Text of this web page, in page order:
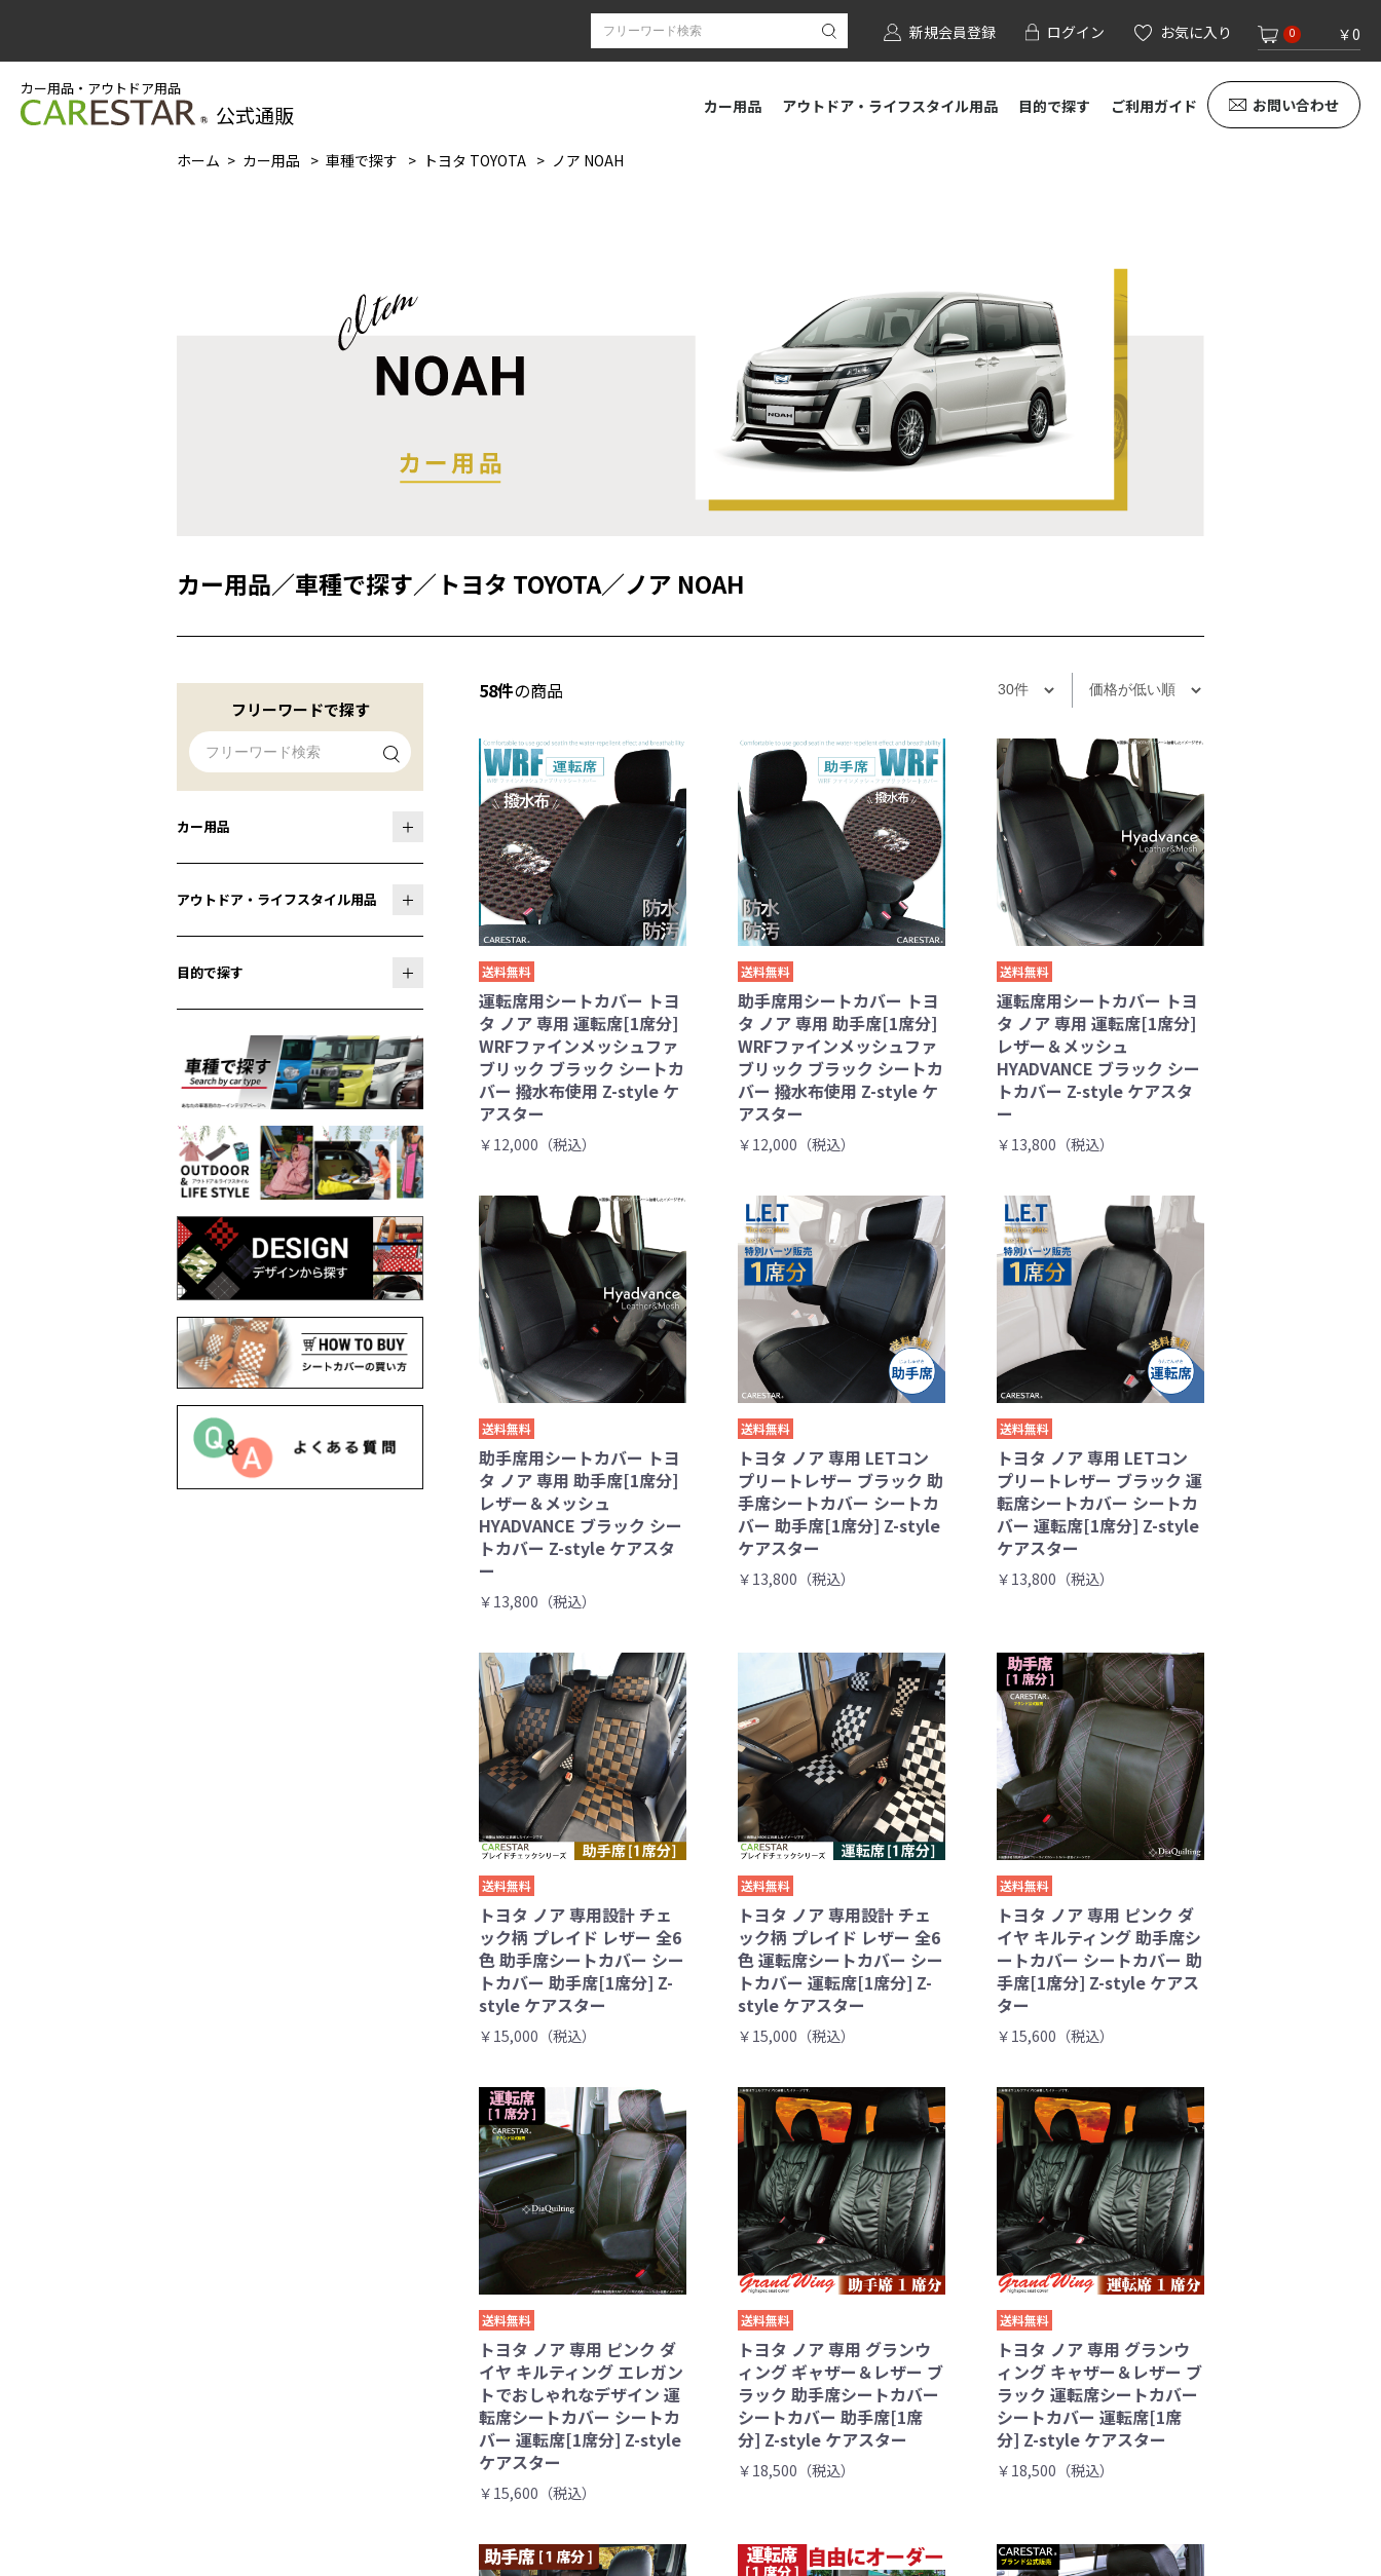
新規会員登録 ログイン お気に入り 0 ￥0
カー用品・アウトドア用品
公式通販 カー用品 アウトドア・ライフスタイル用品 目的で探す ご利用ガイド お問い合わせ
ホーム カー用品 車種で探す トヨタ TOYOTA ノア NOAH
カー用品／車種で探す／ トヨタ TOYOTA／ノア NOAH
フリーワードで探す
カー用品
アウトドア・ライフスタイル用品
目的で探す
58件の商品
送料無料
運転席用シートカバー トヨ
タ ノア 専用 運転席[1席分]
WRFファインメッシュファ
ブリック ブラック シートカ
バー 撥水布使用 Z-style ケ
アスター
￥12,000（税込）
送料無料
助手席用シートカバー トヨ
タ ノア 専用 助手席[1席分]
WRFファインメッシュファ
ブリック ブラック シートカ
バー 撥水布使用 Z-style ケ
アスター
￥12,000（税込）
送料無料
運転席用シートカバー トヨ
タ ノア 専用 運転席[1席分]
レザー＆メッシュ
HYADVANCE ブラック シー
トカバー Z-style ケアスタ
ー
￥13,800（税込）
送料無料
助手席用シートカバー トヨ
タ ノア 専用 助手席[1席分]
レザー＆メッシュ
HYADVANCE ブラック シー
トカバー Z-style ケアスタ
ー
￥13,800（税込）
送料無料
トヨタ ノア 専用 LETコン
プリートレザー ブラック 助
手席シートカバー シートカ
バー 助手席[1席分] Z-style
ケアスター
￥13,800（税込）
送料無料
トヨタ ノア 専用 LETコン
プリートレザー ブラック 運
転席シートカバー シートカ
バー 運転席[1席分] Z-style
ケアスター
￥13,800（税込）
送料無料
トヨタ ノア 専用設計 チェ
ック柄 プレイド レザー 全6
色 助手席シートカバー シー
トカバー 助手席[1席分] Z-
style ケアスター
￥15,000（税込）
送料無料
トヨタ ノア 専用設計 チェ
ック柄 プレイド レザー 全6
色 運転席シートカバー シー
トカバー 運転席[1席分] Z-
style ケアスター
￥15,000（税込）
送料無料
トヨタ ノア 専用 ピンク ダ
イヤ キルティング 助手席シ
ートカバー シートカバー 助
手席[1席分] Z-style ケアス
ター
￥15,600（税込）
送料無料
トヨタ ノア 専用 ピンク ダ
イヤ キルティング エレガン
トでおしゃれなデザイン 運
転席シートカバー シートカ
バー 運転席[1席分] Z-style
ケアスター
￥15,600（税込）
送料無料
トヨタ ノア 専用 グランウ
ィング ギャザー＆レザー ブ
ラック 助手席シートカバー
シートカバー 助手席[1席
分] Z-style ケアスター
￥18,500（税込）
送料無料
トヨタ ノア 専用 グランウ
ィング キャザー＆レザー ブ
ラック 運転席シートカバー
シートカバー 運転席[1席
分] Z-style ケアスター
￥18,500（税込）